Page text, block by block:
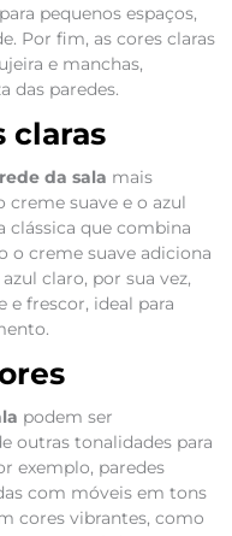
pequenos espaços,
Por fim, as cores claras
e manchas,
das paredes.
claras
da sala mais
creme suave e o azul
clássica que combina
o creme suave adiciona
claro, por sua vez,
e frescor, ideal para
podem ser
outras tonalidades para
exemplo, paredes
com móveis em tons
cores vibrantes, como